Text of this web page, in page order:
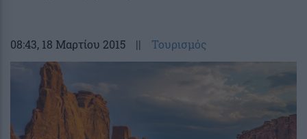
08:43, 18 Μαρτίου 2015 || Τουρισμός